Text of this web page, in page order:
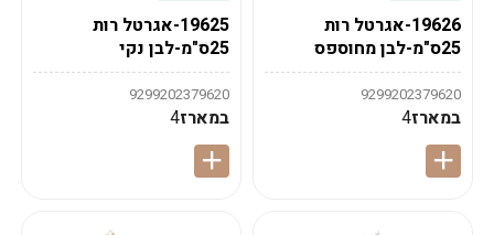
19626-אגרטל רות
25ס"מ-לבן מחוספס
9299202379620
במארז4
19625-אגרטל רות
25ס"מ-לבן נקי
9299202379620
במארז4